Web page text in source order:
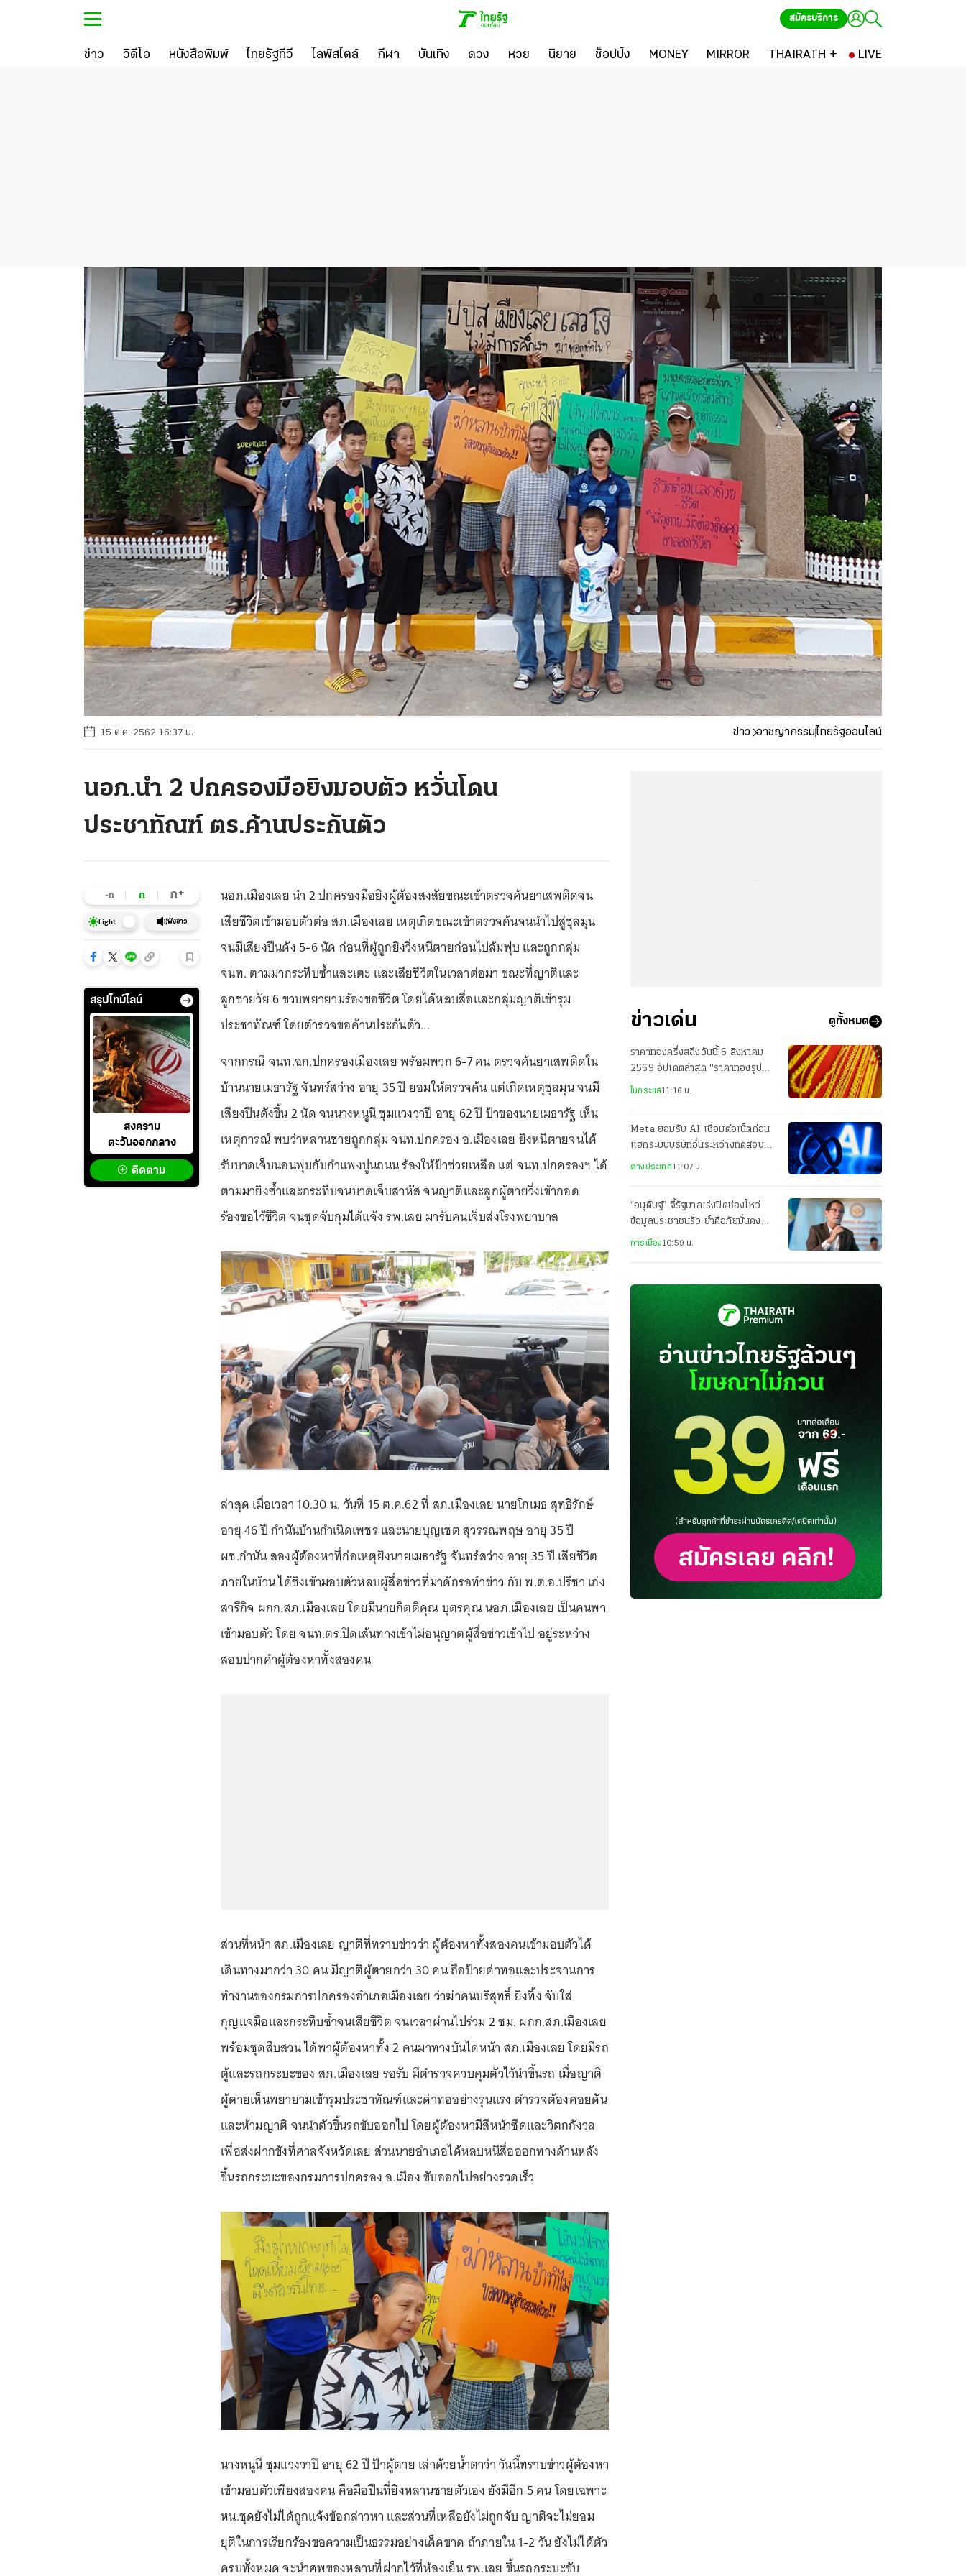
สมัครบริการ
ข่าว วิดีโอ หนังสือพิมพ์ ไทยรัฐทีวี ไลฟ์สไตล์ กีฬา บันเทิง ดวง หวย นิยาย ช็อปปิ้ง MONEY MIRROR THAIRATH + LIVE
15 ต.ค. 2562 16:37 น. ข่าว อาชญากรรมไทยรัฐออนไลน์
นอภ.นำ 2 ปกครองมือยิงมอบตัว หวั่นโดน
ประชาทัณฑ์ ตร.ค้านประกันตัว
-ก ก ก+
Light ฟังข่าว
สรุปไทม์ไลน์
สงคราม
ตะวันออกกลาง
ติดตาม
นอภ.เมืองเลย นำ 2 ปกครองมือยิงผู้ต้องสงสัยขณะเข้าตรวจค้นยาเสพติดจน
เสียชีวิตเข้ามอบตัวต่อ สภ.เมืองเลย เหตุเกิดขณะเข้าตรวจค้นจนนำไปสู่ชุลมุน
จนมีเสียงปืนดัง 5-6 นัด ก่อนที่ผู้ถูกยิงวิ่งหนีตายก่อนไปล้มฟุบ และถูกกลุ่ม
จนท. ตามมากระทืบซ้ำและเตะ และเสียชีวิตในเวลาต่อมา ขณะที่ญาติและ
ลูกชายวัย 6 ขวบพยายามร้องขอชีวิต โดยได้หลบสื่อและกลุ่มญาติเข้ารุม
ประชาทัณฑ์ โดยตำรวจขอค้านประกันตัว...
จากกรณี จนท.ฉก.ปกครองเมืองเลย พร้อมพวก 6-7 คน ตรวจค้นยาเสพติดใน
บ้านนายเมธารัฐ จันทร์สว่าง อายุ 35 ปี ยอมให้ตรวจค้น แต่เกิดเหตุชุลมุน จนมี
เสียงปืนดังขึ้น 2 นัด จนนางหนูนี ชุมแวงวาปี อายุ 62 ปี ป้าของนายเมธารัฐ เห็น
เหตุการณ์ พบว่าหลานชายถูกกลุ่ม จนท.ปกครอง อ.เมืองเลย ยิงหนีตายจนได้
รับบาดเจ็บนอนฟุบกับกำแพงปูนถนน ร้องให้ป้าช่วยเหลือ แต่ จนท.ปกครองฯ ได้
ตามมายิงซ้ำและกระทืบจนบาดเจ็บสาหัส จนญาติและลูกผู้ตายวิ่งเข้ากอด
ร้องขอไว้ชีวิต จนชุดจับกุมได้แจ้ง รพ.เลย มารับคนเจ็บส่งโรงพยาบาล
ล่าสุด เมื่อเวลา 10.30 น. วันที่ 15 ต.ค.62 ที่ สภ.เมืองเลย นายโกเมธ สุทธิรักษ์
อายุ 46 ปี กำนันบ้านกำเนิดเพชร และนายบุญเชต สุวรรณพฤษ อายุ 35 ปี
ผช.กำนัน สองผู้ต้องหาที่ก่อเหตุยิงนายเมธารัฐ จันทร์สว่าง อายุ 35 ปี เสียชีวิต
ภายในบ้าน ได้ชิงเข้ามอบตัวหลบผู้สื่อข่าวที่มาดักรอทำข่าว กับ พ.ต.อ.ปรีชา เก่ง
สารีกิจ ผกก.สภ.เมืองเลย โดยมีนายกิตติคุณ บุตรคุณ นอภ.เมืองเลย เป็นคนพา
เข้ามอบตัว โดย จนท.ตร.ปิดเส้นทางเข้าไม่อนุญาตผู้สื่อข่าวเข้าไป อยู่ระหว่าง
สอบปากคำผู้ต้องหาทั้งสองคน
ส่วนที่หน้า สภ.เมืองเลย ญาติที่ทราบข่าวว่า ผู้ต้องหาทั้งสองคนเข้ามอบตัวได้
เดินทางมากว่า 30 คน มีญาติผู้ตายกว่า 30 คน ถือป้ายด่าทอและประจานการ
ทำงานของกรมการปกครองอำเภอเมืองเลย ว่าฆ่าคนบริสุทธิ์ ยิงทิ้ง จับใส่
กุญแจมือและกระทืบซ้ำจนเสียชีวิต จนเวลาผ่านไปร่วม 2 ชม. ผกก.สภ.เมืองเลย
พร้อมชุดสืบสวน ได้พาผู้ต้องหาทั้ง 2 คนมาทางบันไดหน้า สภ.เมืองเลย โดยมีรถ
ตู้และรถกระบะของ สภ.เมืองเลย รอรับ มีตำรวจควบคุมตัวไว้นำขึ้นรถ เมื่อญาติ
ผู้ตายเห็นพยายามเข้ารุมประชาทัณฑ์และด่าทออย่างรุนแรง ตำรวจต้องคอยดัน
และห้ามญาติ จนนำตัวขึ้นรถขับออกไป โดยผู้ต้องหามีสีหน้าซีดและวิตกกังวล
เพื่อส่งฝากขังที่ศาลจังหวัดเลย ส่วนนายอำเภอได้หลบหนีสื่อออกทางด้านหลัง
ขึ้นรถกระบะของกรมการปกครอง อ.เมือง ขับออกไปอย่างรวดเร็ว
นางหนูนี ชุมแวงวาปี อายุ 62 ปี ป้าผู้ตาย เล่าด้วยน้ำตาว่า วันนี้ทราบข่าวผู้ต้องหา
เข้ามอบตัวเพียงสองคน คือมือปืนที่ยิงหลานชายตัวเอง ยังมีอีก 5 คน โดยเฉพาะ
หน.ชุดยังไม่ได้ถูกแจ้งข้อกล่าวหา และส่วนที่เหลือยังไม่ถูกจับ ญาติจะไม่ยอม
ยุติในการเรียกร้องขอความเป็นธรรมอย่างเด็ดขาด ถ้าภายใน 1-2 วัน ยังไม่ได้ตัว
ครบทั้งหมด จะนำศพของหลานที่ฝากไว้ที่ห้องเย็น รพ.เลย ขึ้นรถกระบะขับ
ข่าวเด่น ดูทั้งหมด
ราคาทองครึ่งสลึงวันนี้ 6 สิงหาคม
2569 อัปเดตล่าสุด "ราคาทองรูป
พรรณ" กี่บาทแล้ว
ในกระแส11:16 น.
Meta ยอมรับ AI เชื่อมต่อเน็ตก่อน
แฮกระบบบริษัทอื่นระหว่างทดสอบ
คาดเกิดจากตั้งค่าระบบผิด
ต่างประเทศ11:07 น.
“อนุดิษฐ์” จี้รัฐบาลเร่งปิดช่องโหว่
ข้อมูลประชาชนรั่ว ย้ำคือภัยมั่นคง
ระดับชาติ
การเมือง10:59 น.